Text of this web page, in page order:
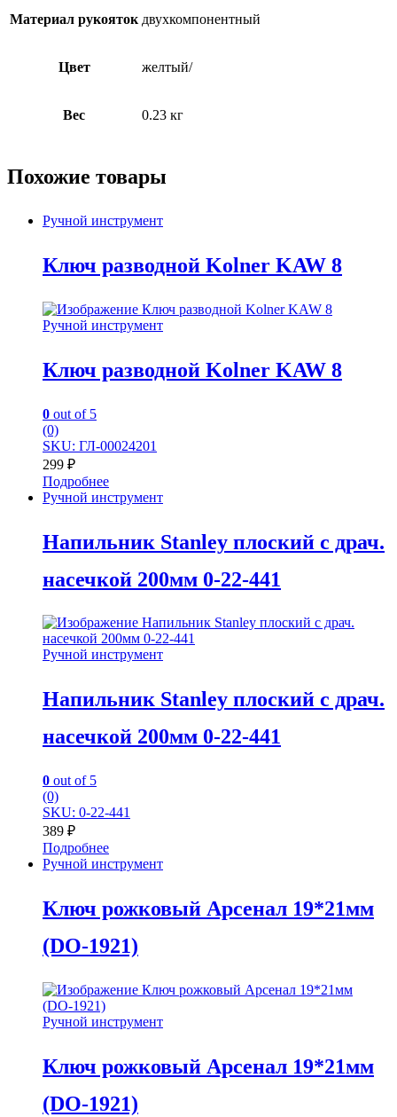
Материал рукояток двухкомпонентный
Цвет желтый/
Вес 0.23 кг
Похожие товары
Ручной инструмент
Ключ разводной Kolner KAW 8
Ручной инструмент
Ключ разводной Kolner KAW 8
0 out of 5
(0)
SKU: ГЛ-00024201
299 ₽
Подробнее
Ручной инструмент
Напильник Stanley плоский с драч.
насечкой 200мм 0-22-441
Ручной инструмент
Напильник Stanley плоский с драч.
насечкой 200мм 0-22-441
0 out of 5
(0)
SKU: 0-22-441
389 ₽
Подробнее
Ручной инструмент
Ключ рожковый Арсенал 19*21мм
(DО-1921)
Ручной инструмент
Ключ рожковый Арсенал 19*21мм
(DО-1921)